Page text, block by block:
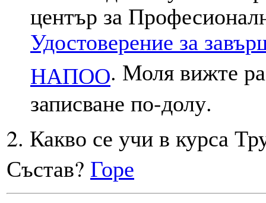
център за
Удостоверение за
НАПОО. Моля вижте
записване по-долу.
2. Какво се учи в курса
Състав? Горе